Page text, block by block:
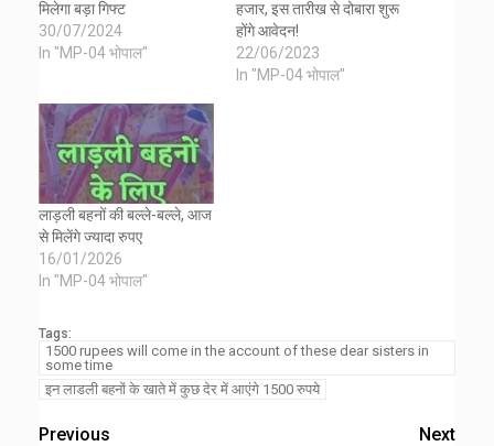
मिलेगा बड़ा गिफ्ट
30/07/2024
In "MP-04 भोपाल"
हजार, इस तारीख से दोबारा शुरू
होंगे आवेदन!
22/06/2023
In "MP-04 भोपाल"
लाड़ली बहनों की बल्ले-बल्ले, आज
से मिलेंगे ज्यादा रुपए
16/01/2026
In "MP-04 भोपाल"
Tags:
1500 rupees will come in the account of these dear sisters in
some time
इन लाडली बहनों के खाते में कुछ देर में आएंगे 1500 रुपये
Previous
Next